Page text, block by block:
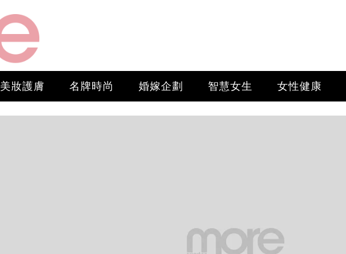
美妝護膚 名牌時尚 婚嫁企劃 智慧女生 女性健康